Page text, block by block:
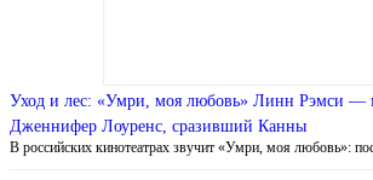
Уход и лес: «Умри, моя любовь» Линн Рэмси —
Дженнифер Лоуренс, сразивший Канны
В российских кинотеатрах звучит «Умри, моя любовь»: